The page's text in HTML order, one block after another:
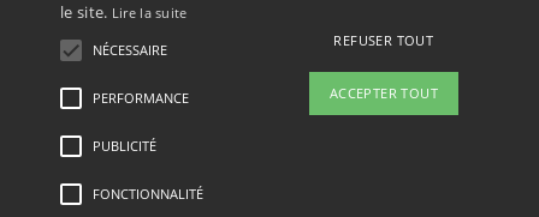
Mentions Légales-Politique de Confidentialité
Copyright 2026 ntextil.ch - Tous droits réservés
le site. Lire la suite
NÉCESSAIRE
PERFORMANCE
PUBLICITÉ
FONCTIONNALITÉ
REFUSER TOUT
ACCEPTER TOUT